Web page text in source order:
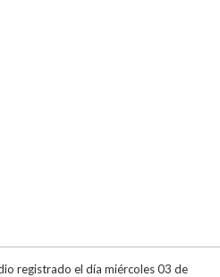
registrado el día miércoles 03 de